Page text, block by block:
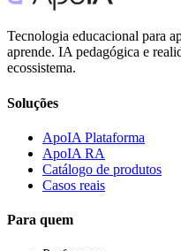
Tecnologia educacional para
aprende. IA pedagógica e
ecossistema.
Soluções
ApoIA Plataforma
ApoIA RA
Catálogo de produtos
Casos reais
Para quem